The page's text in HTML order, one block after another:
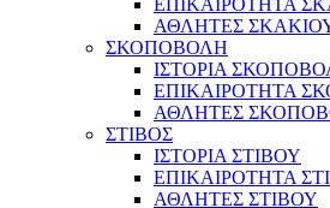
ΕΠΙΚΑΙΡΟΤΗΤΑ
ΑΘΛΗΤΕΣ
ΣΚΟΠΟΒΟΛΗ
ΙΣΤΟΡΙΑ
ΕΠΙΚΑΙΡΟΤΗΤΑ
ΑΘΛΗΤΕΣ
ΣΤΙΒΟΣ
ΙΣΤΟΡΙΑ ΣΤΙΒΟΥ
ΕΠΙΚΑΙΡΟΤΗΤΑ
ΑΘΛΗΤΕΣ ΣΤΙΒΟΥ